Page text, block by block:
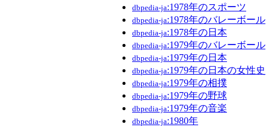
dbpedia-ja:1978年のスポーツ
dbpedia-ja:1978年のバレーボール
dbpedia-ja:1978年の日本
dbpedia-ja:1979年のバレーボール
dbpedia-ja:1979年の日本
dbpedia-ja:1979年の日本の女性史
dbpedia-ja:1979年の相撲
dbpedia-ja:1979年の野球
dbpedia-ja:1979年の音楽
dbpedia-ja:1980年